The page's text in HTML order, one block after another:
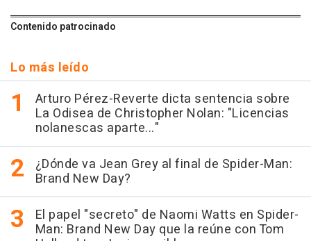
Contenido patrocinado
Lo más leído
Arturo Pérez-Reverte dicta sentencia sobre
La Odisea de Christopher Nolan: "Licencias
nolanescas aparte..."
¿Dónde va Jean Grey al final de Spider-Man:
Brand New Day?
El papel "secreto" de Naomi Watts en Spider-
Man: Brand New Day que la reúne con Tom